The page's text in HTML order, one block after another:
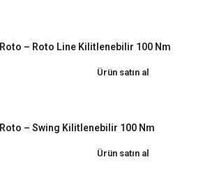
Roto – Roto Line Kilitlenebilir 100 Nm
Ürün satın al
Roto – Swing Kilitlenebilir 100 Nm
Ürün satın al